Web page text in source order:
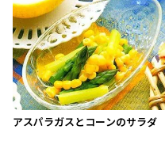
アスパラガスとコーンのサラダ